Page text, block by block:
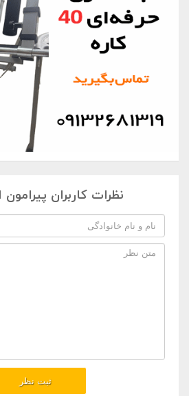
نظرات کاربران